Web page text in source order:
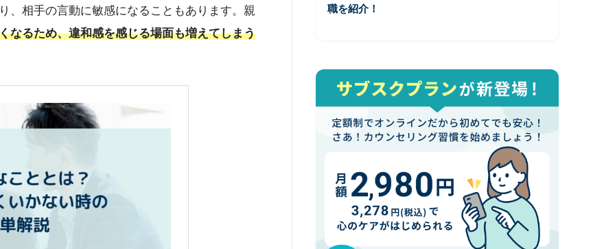
、相手の言動に敏感になることもあります。親
なるため、違和感を感じる場面も増えてしまう
職を紹介！